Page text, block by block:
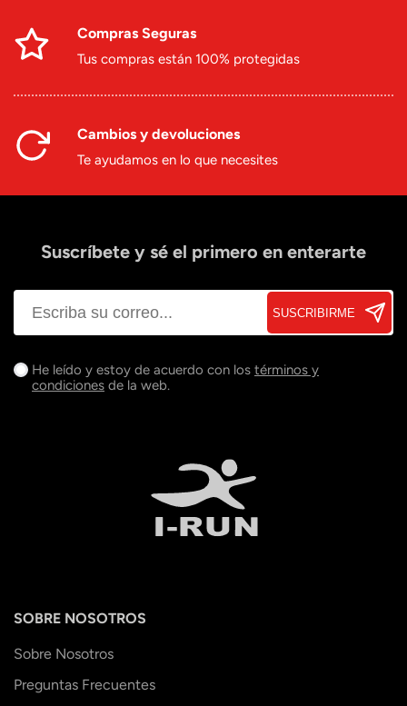
Compras Seguras
Tus compras están 100% protegidas
Cambios y devoluciones
Te ayudamos en lo que necesites
Suscríbete y sé el primero en enterarte
SUSCRIBIRME
He leído y estoy de acuerdo con los términos y
condiciones de la web.
SOBRE NOSOTROS
Sobre Nosotros
Preguntas Frecuentes